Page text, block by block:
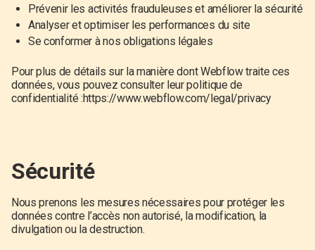
Prévenir les activités frauduleuses et améliorer la sécurité
Analyser et optimiser les performances du site
Se conformer à nos obligations légales
Pour plus de détails sur la manière dont Webflow traite ces
données, vous pouvez consulter leur politique de
confidentialité :https://www.webflow.com/legal/privacy
Sécurité
Nous prenons les mesures nécessaires pour protéger les
données contre l’accès non autorisé, la modification, la
divulgation ou la destruction.